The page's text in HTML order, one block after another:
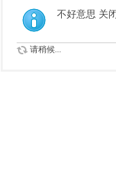
不好意思 关
请稍候...